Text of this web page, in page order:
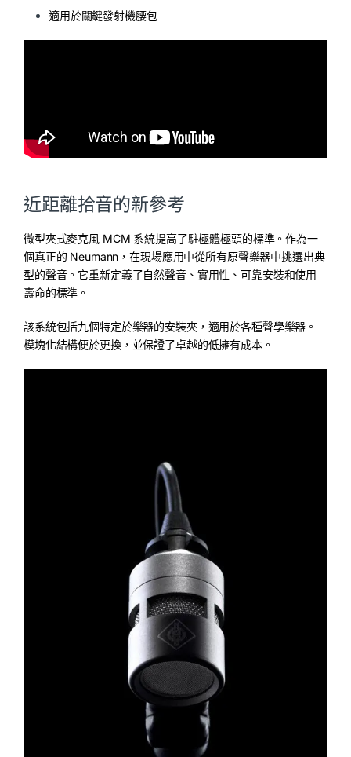
適用於關鍵發射機腰包
近距離拾音的新參考
微型夾式麥克風 MCM 系統提高了駐極體極頭的標準。作為一
個真正的 Neumann，在現場應用中從所有原聲樂器中挑選出典
型的聲音。它重新定義了自然聲音、實用性、可靠安裝和使用
壽命的標準。
該系統包括九個特定於樂器的安裝夾，適用於各種聲學樂器。
模塊化結構便於更換，並保證了卓越的低擁有成本。